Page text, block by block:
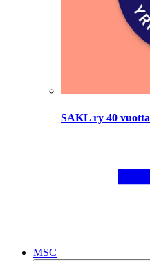
SAKL ry 40 vuotta
MSC